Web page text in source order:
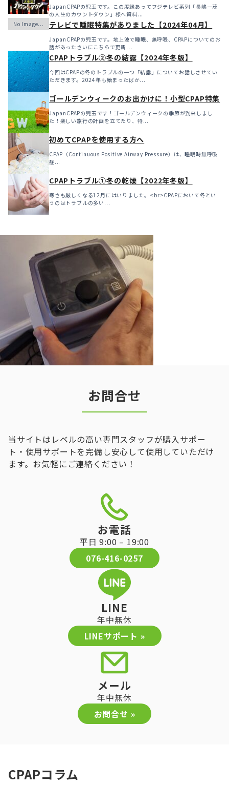
JapanCPAPの児玉です。この度縁あってフジテレビ系列「長嶋一茂
の人生のカウントダウン」様へ資料...
テレビで睡眠特集がありました【2024年04月】
JapanCPAPの児玉です。地上波で睡眠、無呼吸、CPAPについてのお
話があったさいにこちらで更新...
CPAPトラブル②冬の結露【2024年冬版】
今回はCPAPの冬のトラブルの一つ「結露」についてお話しさせてい
ただきます。2024年も始まったばか...
ゴールデンウィークのお出かけに！小型CPAP特集
JapanCPAPの児玉です！ゴールデンウィークの季節が到来しまし
た！楽しい旅行の計画を立てたり、特...
初めてCPAPを使用する方へ
CPAP（Continuous Positive Airway Pressure）は、睡眠時無呼吸
症...
CPAPトラブル①冬の乾燥【2022年冬版】
寒さも厳しくなる12月にはいりました。<br>CPAPにおいて冬とい
うのはトラブルの多い...
お問合せ
当サイトはレベルの高い専門スタッフが購入サポー
ト・使用サポートを完備し安心して使用していただけ
ます。お気軽にご連絡ください！
お電話
平日 9:00 – 19:00
076-416-0257
LINE
年中無休
LINEサポート »
メール
年中無休
お問合せ »
CPAPコラム